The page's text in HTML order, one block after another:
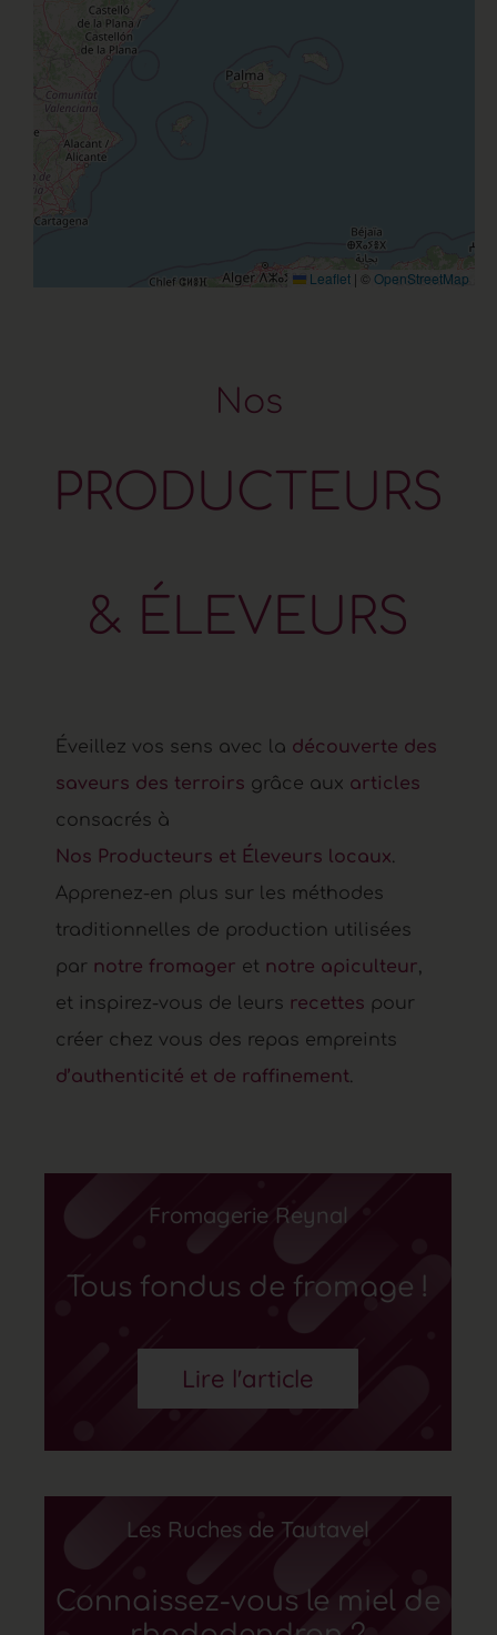
Leaflet | © OpenStreetMap
N os
PRODUC T EU RS
& ÉLEVEU RS
Éveillez vos sens avec la découverte des
saveurs des terroirs grâce aux articles
consacrés à
Nos Producteurs et Éleveurs locaux.
Apprenez-en plus sur les méthodes
traditionnelles de production utilisées
par notre fromager et notre apiculteur,
et inspirez-vous de leurs recettes pour
créer chez vous des repas empreints
d’authenticité et de raffinement.
Fromagerie Reynal
Tous fondus de fromage !
Lire l'article
Les Ruches de Tautavel
Connaissez-vous le miel de